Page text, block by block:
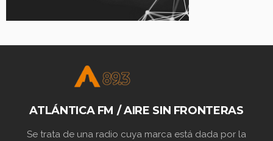
ATLÁNTICA FM / AIRE SIN FRONTERAS
Se trata de una radio cuya marca está dada por la